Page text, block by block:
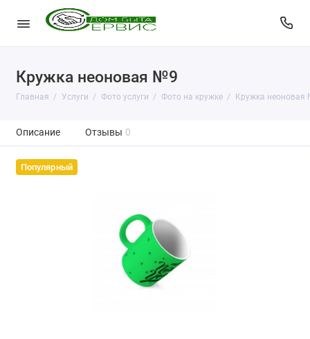
Кружка неоновая №9
Главная Услуги Фото услуги Фото на кружке Кружка неоновая
Описание Отзывы 0
Популярный